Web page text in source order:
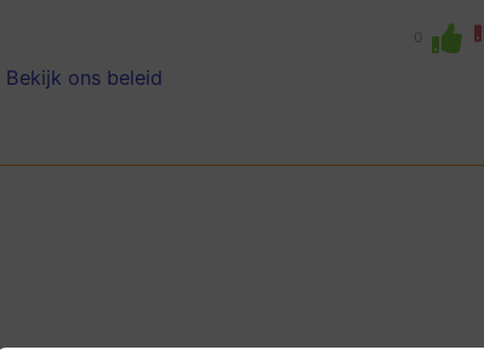
0
Bekijk ons beleid